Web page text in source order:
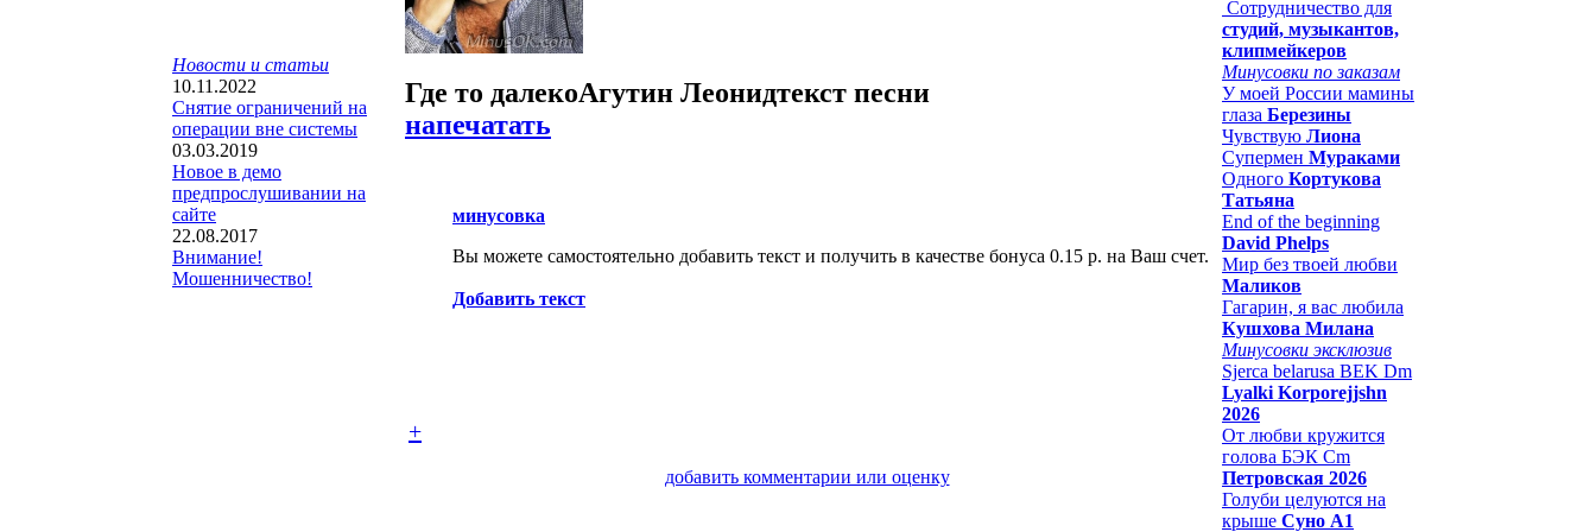
Новости и статьи
10.11.2022
Снятие ограничений на
операции вне системы
03.03.2019
Новое в демо
предпрослушивании на
сайте
22.08.2017
Внимание!
Мошенничество!
Где то далекоАгутин Леонидтекст песни
напечатать
минусовка
Вы можете самостоятельно добавить текст и получить в качестве бонуса 0.15 р. на Ваш счет.
Добавить текст
+
добавить комментарии или оценку
Сотрудничество для
студий, музыкантов,
клипмейкеров
Минусовки по заказам
У моей России мамины
глаза Березины
Чувствую Лиона
Супермен Мураками
Одного Кортукова
Татьяна
End of the beginning
David Phelps
Мир без твоей любви
Маликов
Гагарин, я вас любила
Кушхова Милана
Минусовки эксклюзив
Sjerca belarusa BEK Dm
Lyalki Korporejjshn
2026
От любви кружится
голова БЭК Cm
Петровская 2026
Голуби целуются на
крыше Суно А1